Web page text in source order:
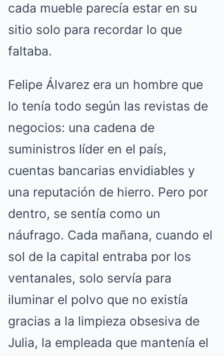
cada mueble parecía estar en su
sitio solo para recordar lo que
faltaba.
Felipe Álvarez era un hombre que
lo tenía todo según las revistas de
negocios: una cadena de
suministros líder en el país,
cuentas bancarias envidiables y
una reputación de hierro. Pero por
dentro, se sentía como un
náufrago. Cada mañana, cuando el
sol de la capital entraba por los
ventanales, solo servía para
iluminar el polvo que no existía
gracias a la limpieza obsesiva de
Julia, la empleada que mantenía el